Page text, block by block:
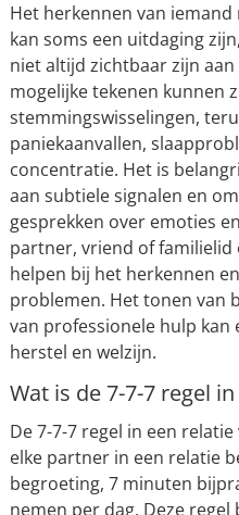
Het herkennen van
kan soms een uitdaging
niet altijd zichtbaar zijn
mogelijke tekenen kunnen
stemmingswisselingen,
paniekaanvallen,
concentratie. Het is
aan subtiele signalen en
gesprekken over emoties
partner, vriend of familielid
helpen bij het herkennen
problemen. Het tonen van
van professionele hulp kan
herstel en welzijn.
Wat is de 7-7-7 regel
De 7-7-7 regel in een
elke partner in een relatie
begroeting, 7 minuten
nemen per dag. Deze